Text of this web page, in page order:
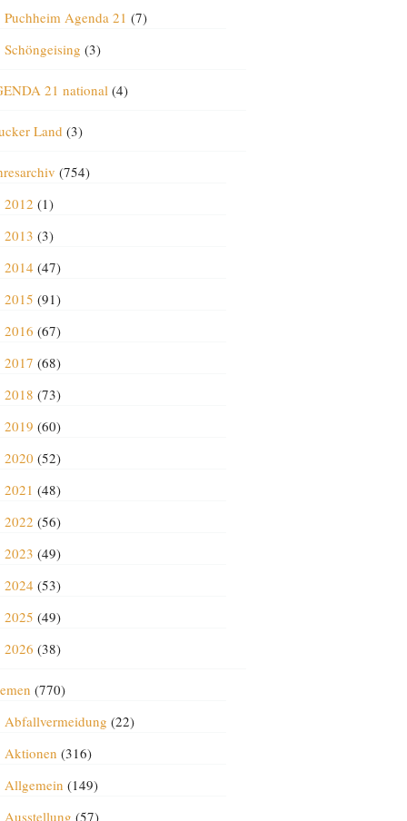
Puchheim Agenda 21 (7)
Schöngeising (3)
21 national(4)
Land (3)
(754)
2012 (1)
2013 (3)
2014 (47)
2015 (91)
2016 (67)
2017 (68)
2018 (73)
2019 (60)
2020 (52)
2021 (48)
2022 (56)
2023 (49)
2024 (53)
2025 (49)
2026 (38)
(770)
Abfallvermeidung (22)
Aktionen (316)
Allgemein (149)
Ausstellung (57)